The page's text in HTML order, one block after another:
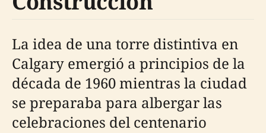
La idea de una torre distintiva en
Calgary emergió a principios de la
década de 1960 mientras la ciudad
se preparaba para albergar las
celebraciones del centenario